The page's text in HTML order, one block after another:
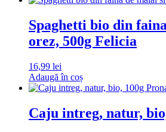
Spaghetti bio din
orez, 500g Felicia
16,99 lei
Adaugă în coș
Caju intreg, natur,